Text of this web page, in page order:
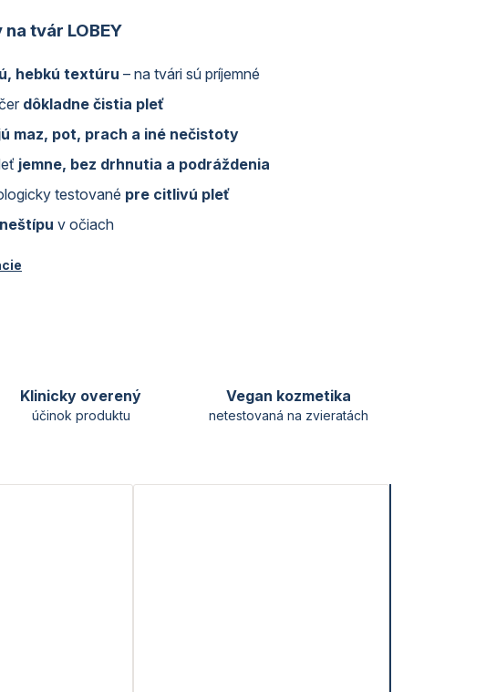
tvár LOBEY
hebkú textúru – na tvári sú príjemné
dôkladne čistia pleť
maz, pot, prach a iné nečistoty
jemne, bez drhnutia a podráždenia
testované pre citlivú pleť
v očiach
Klinicky overený
účinok produktu
Vegan kozmetika
netestovaná na zvieratách